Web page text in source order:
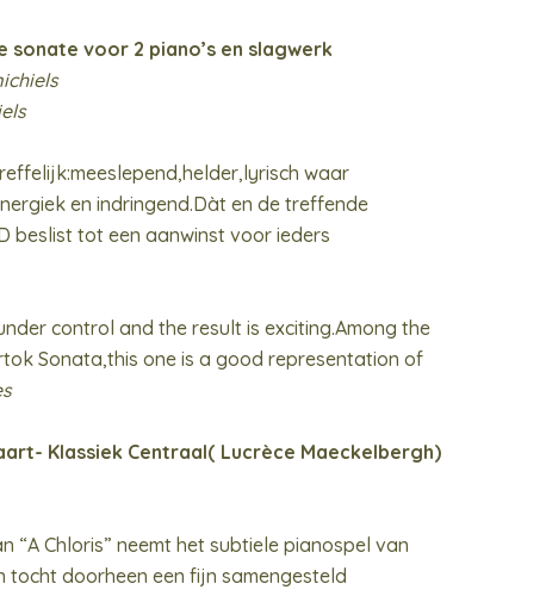
sonate voor 2 piano’s en slagwerk
waar
en indringend.Dàt en de treffende
beslist tot een aanwinst voor ieders
control and the result is exciting.Among the
Sonata,this one is a good representation of
Klassiek Centraal( Lucrèce Maeckelbergh)
“A Chloris” neemt het subtiele pianospel van
tocht doorheen een fijn samengesteld